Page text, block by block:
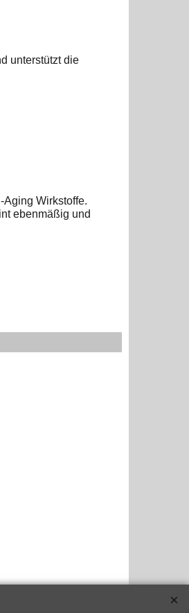
unterstützt die
Aging Wirkstoffe.
ebenmäßig und